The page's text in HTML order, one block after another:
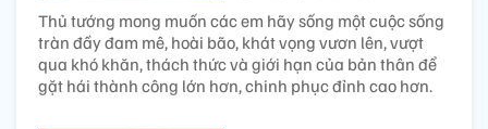
Thủ tướng mong muốn các em hãy sống một cuộc sống
tràn đầy đam mê, hoài bão, khát vọng vươn lên, vượt
qua khó khăn, thách thức và giới hạn của bản thân để
gặt hái thành công lớn hơn, chinh phục đỉnh cao hơn.